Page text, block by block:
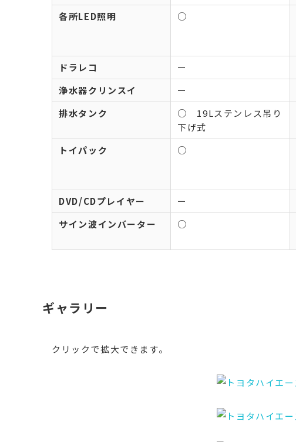
各所LED照明
○
ドラレコ ー
浄水器クリンスイ
ー
排水タンク
○ 19Lステンレス吊り
下げ式
トイパック ○
DVD/CDプレイヤー ー
サイン波インバーター
○
ギャラリー
クリックで拡大できます。